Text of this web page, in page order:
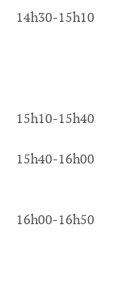
14h30-15h10
15h10-15h40
15h40-16h00
16h00-16h50